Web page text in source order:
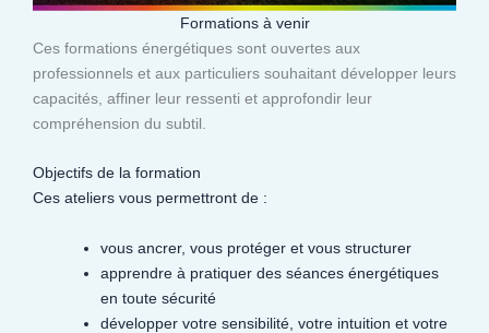
Formations à venir
Ces formations énergétiques sont ouvertes aux
professionnels et aux particuliers souhaitant développer leurs
capacités, affiner leur ressenti et approfondir leur
compréhension du subtil.​
Objectifs de la formation
Ces ateliers vous permettront de :
vous ancrer, vous protéger et vous structurer
apprendre à pratiquer des séances énergétiques
en toute sécurité
développer votre sensibilité, votre intuition et votre